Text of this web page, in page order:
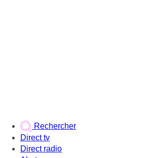
Rechercher
Direct tv
Direct radio